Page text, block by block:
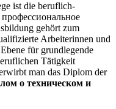
ist die beruflich-
gehört zum
Arbeiterinnen und
für grundlegende
Tätigkeit
man das Diplom der
о техническом и